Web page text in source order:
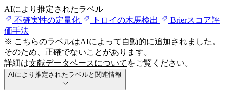
AIにより推定されたラベル
不確実性の定量化
トロイの木馬検出
Brierスコア評
価手法
※ こちらのラベルはAIによって自動的に追加されました。
そのため、正確でないことがあります。
詳細は文献データベースについて をご覧ください。
AIにより推定されたラベルと関連情報